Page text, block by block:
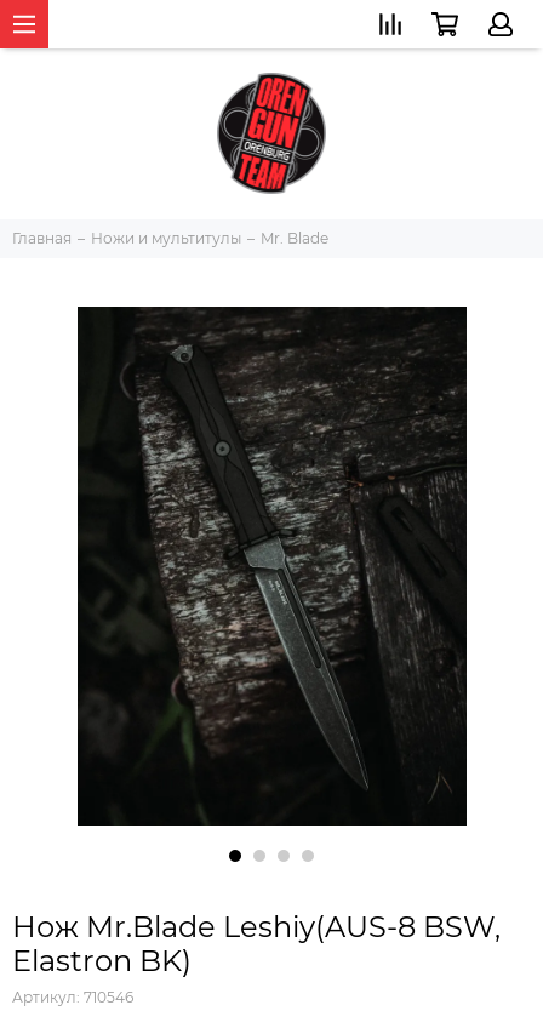
Главная Ножи и мультитулы Mr. Blade
Нож Mr.Blade Leshiy(AUS-8 BSW,
Elastron BK)
Артикул: 710546